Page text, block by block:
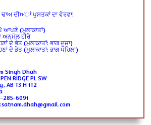
ਢਾਅ ਦੀਅਾਂ ਪੁਸਤਕਾਂ ਦਾ ਵੇਰਵਾ:
(ਮੁਲਾਕਾਤਾਂ)
ਅਨਮੋਲ ਹੀਰੇ
ਦੇ ਭੇਤ (ਮੁਲਾਕਾਤਾਂ: ਭਾਗ ਦੂਜਾ)
ਦੇ ਭੇਤ (ਮੁਲਾਕਾਤਾਂ: ਭਾਗ ਪਹਿਲਾ)
Singh Dhah
RIDGE PL SW
AB T3 H 1T2
285-6091